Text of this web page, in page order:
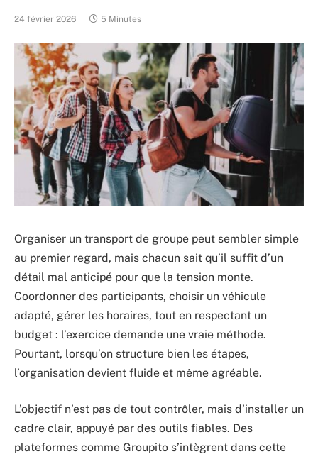
24 février 2026 5 Minutes
Organiser un transport de groupe peut sembler simple
au premier regard, mais chacun sait qu’il suffit d’un
détail mal anticipé pour que la tension monte.
Coordonner des participants, choisir un véhicule
adapté, gérer les horaires, tout en respectant un
budget : l’exercice demande une vraie méthode.
Pourtant, lorsqu’on structure bien les étapes,
l’organisation devient fluide et même agréable.
L’objectif n’est pas de tout contrôler, mais d’installer un
cadre clair, appuyé par des outils fiables. Des
plateformes comme Groupito s’intègrent dans cette